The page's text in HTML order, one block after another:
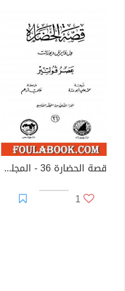
قصة الحضارة 36 - المجلد التاسع - ج2: عصر فولتير
1